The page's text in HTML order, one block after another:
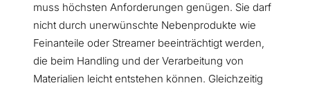
muss höchsten Anforderungen genügen. Sie darf
nicht durch unerwünschte Nebenprodukte wie
Feinanteile oder Streamer beeinträchtigt werden,
die beim Handling und der Verarbeitung von
Materialien leicht entstehen können. Gleichzeitig